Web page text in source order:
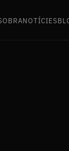
OBRANOTÍCIES